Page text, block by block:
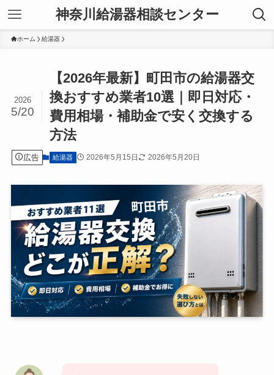
神奈川給湯器相談センター
ホーム 給湯器
【2026年最新】町田市の給湯器交
換おすすめ業者10選｜即日対応・
費用相場・補助金で安く交換する
方法
2026
5/20
広告 給湯器 2026年5月15日 2026年5月20日